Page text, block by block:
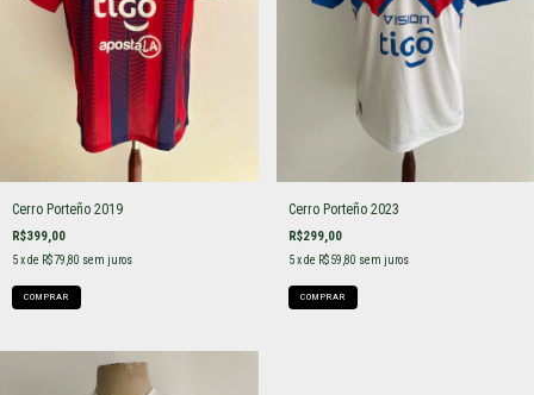
Cerro Porteño 2019
R$399,00
5x de R$79,80 sem juros
COMPRAR
Cerro Porteño 2023
R$299,00
5 x de R$59,80 sem juros
COMPRAR